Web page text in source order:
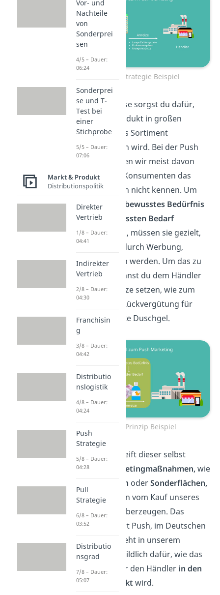
Push Strategie Beispiel
Auf diese Weise sorgst du dafür,
dass dein Produkt in großen
Mengen in das Sortiment
aufgenommen wird. Bei der Push
Strategie gehen wir meist davon
aus, dass die Konsumenten das
Duschgel noch nicht kennen. Um
also deren
unbewusstes Bedürfnis
in einen
bewussten Bedarf
umzuwandeln, müssen sie gezielt,
zum Beispiel durch Werbung,
angesprochen werden. Um das zu
erreichen, kannst du dem Händler
gewisse Anreize setzen, wie zum
Beispiel eine Rückvergütung für
jedes verkaufte Duschgel.
Push Prinzip Beispiel
Dadurch ergreift dieser selbst
gewisse
Marketingmaßnahmen,wie
Reklametafeln oderSonderflächen,
um die Kunden vom Kauf unseres
Produkts zu überzeugen. Das
englische Wort Push, im Deutschen
steht in unserem
Beispiel also bildlich dafür, wie das
Duschgel über den Händler in den
Markt gedrückt wird.
Vor- und
Nachteile
von
Sonderprei
sen
4/5 – Dauer:
06:24
Sonderprei
se und T-
Test bei
einer
Stichprobe
5/5 – Dauer:
07:06
Markt & Produkt
Distributionspolitik
Direkter
Vertrieb
1/8 – Dauer:
04:41
Indirekter
Vertrieb
2/8 – Dauer:
04:30
Franchisin
g
3/8 – Dauer:
04:42
Distributio
nslogistik
4/8 – Dauer:
04:24
Push
Strategie
5/8 – Dauer:
04:28
Pull
Strategie
6/8 – Dauer:
03:52
Distributio
nsgrad
7/8 – Dauer:
05:07